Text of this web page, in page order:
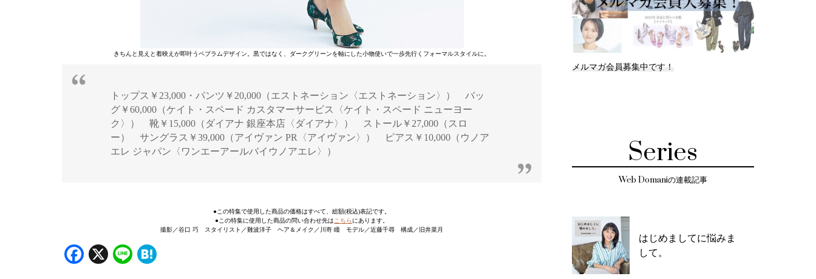
きちんと見えと着映えが即叶うペプラムデザイン。黒ではなく、ダークグリーンを軸にした小物使いで一歩先行くフォーマルスタイルに。
トップス￥23,000・パンツ￥20,000（エストネーション〈エストネーション〉） バッ
グ￥60,000（ケイト・スペード カスタマーサービス〈ケイト・スペード ニューヨー
ク〉） 靴￥15,000（ダイアナ 銀座本店〈ダイアナ〉） ストール￥27,000（スロ
ー） サングラス￥39,000（アイヴァン PR〈アイヴァン〉） ピアス￥10,000（ウノア
エレ ジャパン〈ワンエーアールバイウノアエレ〉）
●この特集で使用した商品の価格はすべて、総額(税込)表記です。
●この特集に使用した商品の問い合わせ先は こちらにあります。
撮影／谷口 巧 スタイリスト／難波洋子 ヘア＆メイク／川嵜 瞳 モデル／近藤千尋 構成／旧井菜月
Facebook
X Line
メルマガ会員募集中です！
Series
Web Domaniの連載記事
はじめましてに悩みま
して。